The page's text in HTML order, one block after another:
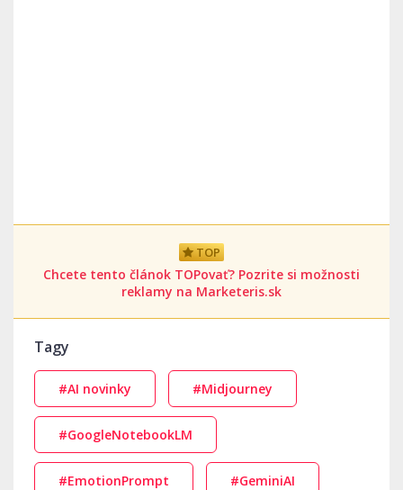
TOP
Chcete tento článok TOPovať? Pozrite si možnosti
reklamy na Marketeris.sk
Tagy
#AI novinky #Midjourney
#GoogleNotebookLM
#EmotionPrompt #GeminiAI